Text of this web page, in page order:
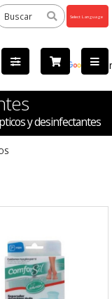
by
y desinfectantes